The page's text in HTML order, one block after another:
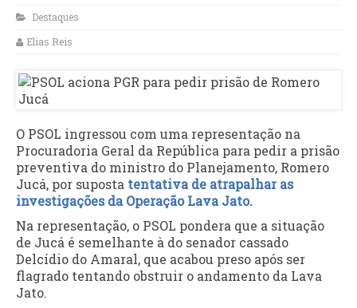
Destaques
Elias Reis
O PSOL ingressou com uma representação na
Procuradoria Geral da República para pedir a prisão
preventiva do ministro do Planejamento, Romero
Jucá, por suposta tentativa de atrapalhar as
investigações da Operação Lava Jato.
Na representação, o PSOL pondera que a situação
de Jucá é semelhante à do senador cassado
Delcídio do Amaral, que acabou preso após ser
flagrado tentando obstruir o andamento da Lava
Jato.